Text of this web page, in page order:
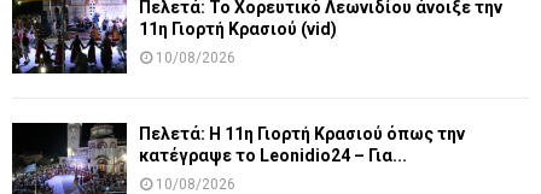
Πελετά: Το Χορευτικό Λεωνιδίου άνοιξε την
11η Γιορτή Κρασιού (vid)
10/08/2026
Πελετά: Η 11η Γιορτή Κρασιού όπως την
κατέγραψε το Leonidio24 – Για...
10/08/2026